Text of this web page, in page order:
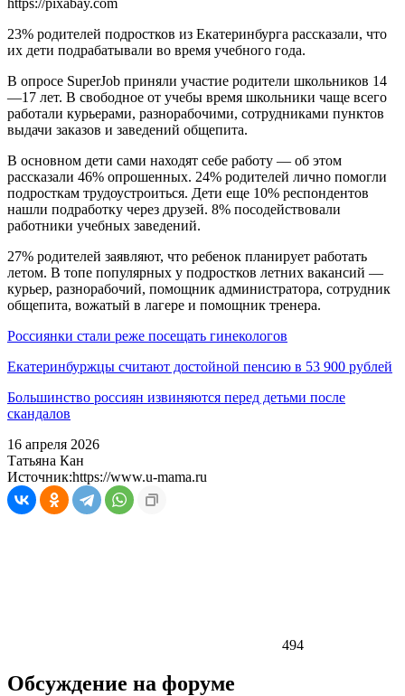
23% родителей подростков из Екатеринбурга рассказали, что
их дети подрабатывали во время учебного года.
В опросе SuperJob приняли участие родители школьников 14
—17 лет. В свободное от учебы время школьники чаще всего
работали курьерами, разнорабочими, сотрудниками пунктов
выдачи заказов и заведений общепита.
В основном дети сами находят себе работу — об этом
рассказали 46% опрошенных. 24% родителей лично помогли
подросткам трудоустроиться. Дети еще 10% респондентов
нашли подработку через друзей. 8% посодействовали
работники учебных заведений.
27% родителей заявляют, что ребенок планирует работать
летом. В топе популярных у подростков летних вакансий —
курьер, разнорабочий, помощник администратора, сотрудник
общепита, вожатый в лагере и помощник тренера.
Россиянки стали реже посещать гинекологов
Екатеринбуржцы считают достойной пенсию в 53 900 рублей
Большинство россиян извиняются перед детьми после
скандалов
16 апреля 2026
Татьяна Кан
Источник:https://www.u-mama.ru
494
Обсуждение на форуме